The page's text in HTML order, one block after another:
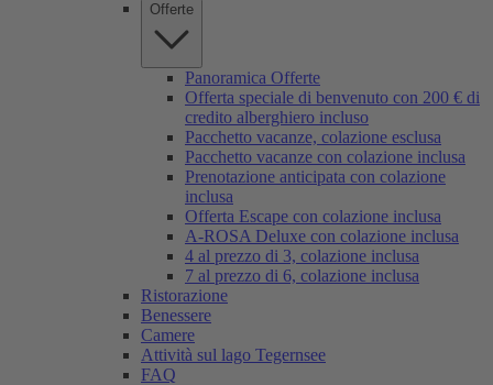
Offerte
Panoramica Offerte
Offerta speciale di benvenuto con 200 € di
credito alberghiero incluso
Pacchetto vacanze, colazione esclusa
Pacchetto vacanze con colazione inclusa
Prenotazione anticipata con colazione
inclusa
Offerta Escape con colazione inclusa
A-ROSA Deluxe con colazione inclusa
4 al prezzo di 3, colazione inclusa
7 al prezzo di 6, colazione inclusa
Ristorazione
Benessere
Camere
Attività sul lago Tegernsee
FAQ